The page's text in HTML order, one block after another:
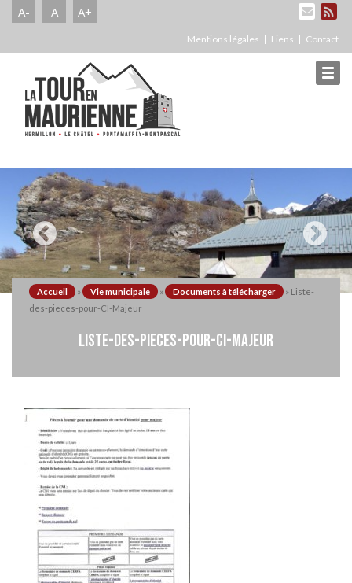
A- A A+
Mentions légales Liens Contact
Accueil » Vie municipale » Documents à télécharger » Liste-
des-pieces-pour-CI-Majeur
LISTE-DES-PIECES-POUR-CI-MAJEUR